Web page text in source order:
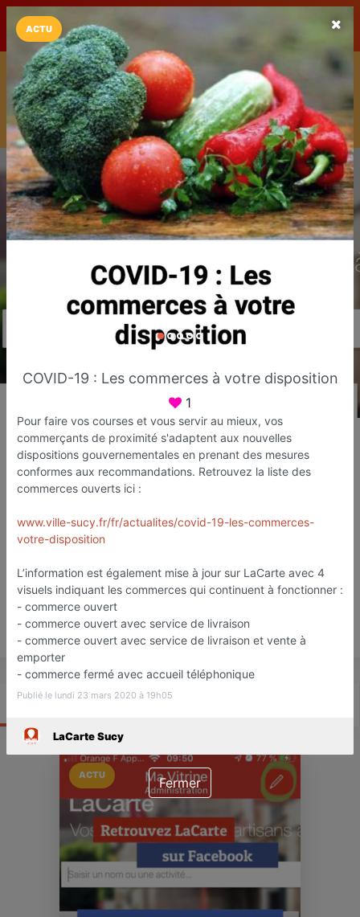
LaCarte Play Store
Installez l'App LaCarte
Téléchargez gratuitement l'app LaCarte pour suivre vos
commerces favoris et ne rien rater !
Télécharger Plus tard
LaCarte Sucy
Web agency
Sucy-en-Brie
Favori Contacter
Ouvre demain dès 09:00
Save
Actualité Catalogue
ACTU
ACTU
COVID-19 : Les commerces à votre disposition
1
Pour faire vos courses et vous servir au mieux, vos
commerçants de proximité s'adaptent aux nouvelles
dispositions gouvernementales en prenant des mesures
conformes aux recommandations. Retrouvez la liste des
commerces ouverts ici :
www.ville-sucy.fr/fr/actualites/covid-19-les-commerces-
votre-disposition
L’information est également mise à jour sur LaCarte avec 4
visuels indiquant les commerces qui continuent à fonctionner :
- commerce ouvert
- commerce ouvert avec service de livraison
- commerce ouvert avec service de livraison et vente à
emporter
- commerce fermé avec accueil téléphonique
Publié le lundi 23 mars 2020 à 19h05
LaCarte Sucy
Fermer